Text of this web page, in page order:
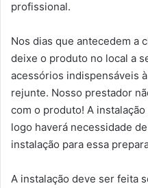
profissional.
Nos dias que antecedem a
deixe o produto no local a
acessórios indispensáveis
rejunte. Nosso prestador
com o produto! A
logo haverá necessidade
instalação para essa
A instalação deve ser feita